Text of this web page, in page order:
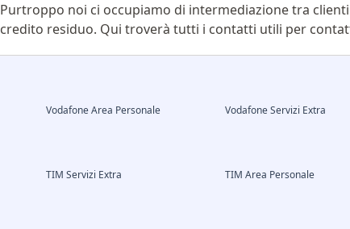
Purtroppo noi ci occupiamo di intermediazione tra
credito residuo. Qui troverà tutti i contatti utili per
Vodafone Area Personale
Vodafone Servizi Extra
TIM Servizi Extra
TIM Area Personale